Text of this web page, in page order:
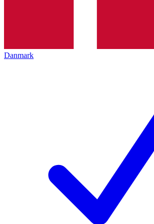
Danmark